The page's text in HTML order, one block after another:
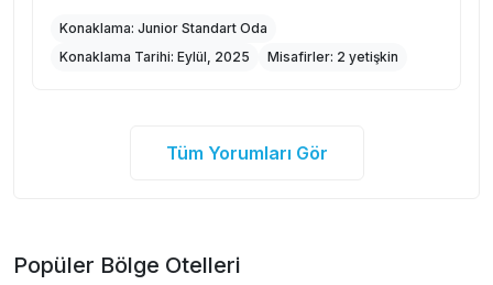
Konaklama: Junior Standart Oda
Konaklama Tarihi: Eylül, 2025 Misafirler: 2 yetişkin
Tüm Yorumları Gör
Popüler Bölge Otelleri